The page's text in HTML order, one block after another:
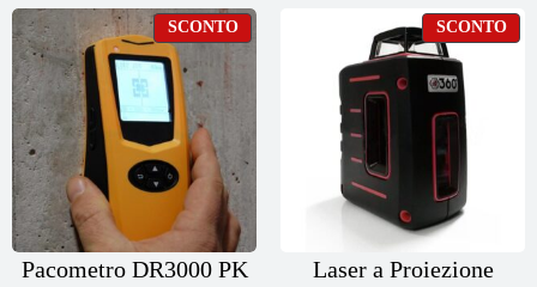
SCONTOPRODOTTO
IN
Pacometro DR3000 PK
SCONTO
IN
Laser a Proiezione